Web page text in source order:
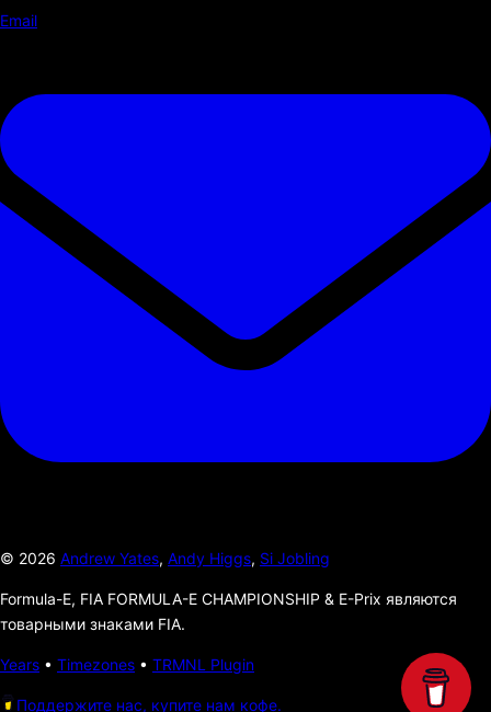
Email
© 2026 Andrew Yates, Andy Higgs, Si Jobling
Formula-E, FIA FORMULA-E CHAMPIONSHIP & E-Prix являются
товарными знаками FIA.
Years • Timezones • TRMNL Plugin
Поддержите нас, купите нам кофе.